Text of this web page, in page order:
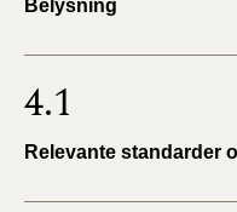
Belysning
4.1
Relevante standarder